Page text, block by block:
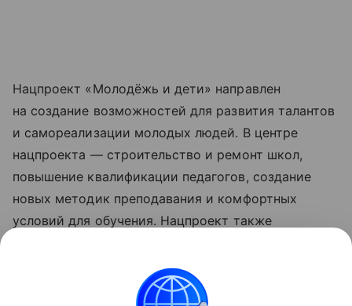
Нацпроект «Молодёжь и дети» направлен
на создание возможностей для развития талантов
и самореализации молодых людей. В центре
нацпроекта — строительство и ремонт школ,
повышение квалификации педагогов, создание
новых методик преподавания и комфортных
условий для обучения. Нацпроект также
мирового уровня и поддержку вузов
по программе «Приоритет 2030». Обновленные